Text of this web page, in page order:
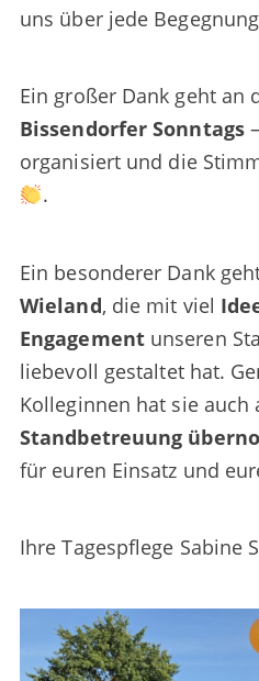
uns über jede
Ein großer Dank geht an
Bissendorfer Sonntags
organisiert und die
.
Ein besonderer Dank
Wieland, die mit viel
Engagementunseren
liebevoll gestaltet hat.
Kolleginnen hat sie auch
Standbetreuung
für euren Einsatz und
Ihre Tagespflege Sabine